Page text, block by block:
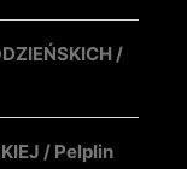
/
/ Pelplin